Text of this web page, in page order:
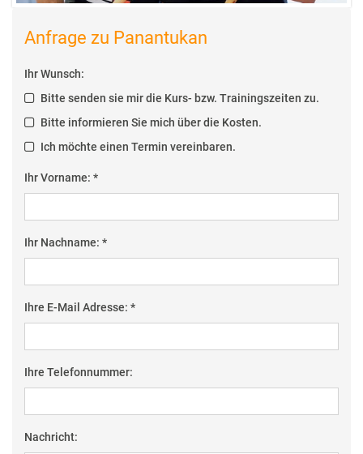
Anfrage zu Panantukan
Ihr Wunsch:
Bitte senden sie mir die Kurs- bzw. Trainingszeiten zu.
Bitte informieren Sie mich über die Kosten.
Ich möchte einen Termin vereinbaren.
Ihr Vorname: *
Ihr Nachname: *
Ihre E-Mail Adresse: *
Ihre Telefonnummer:
Nachricht: